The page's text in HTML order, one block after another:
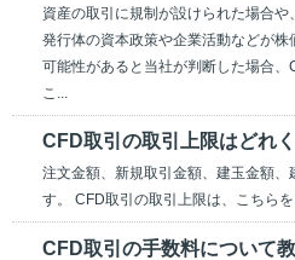
資産の取引に規制が設けられた場合
発行体の資本政策や企業活動などが
可能性があると当社が判断した場合
こ...
CFD取引の取引上限はどれ
注文金額、新規取引金額、建玉金額、
す。 CFD取引の取引上限は、こちらを
CFD取引の手数料について